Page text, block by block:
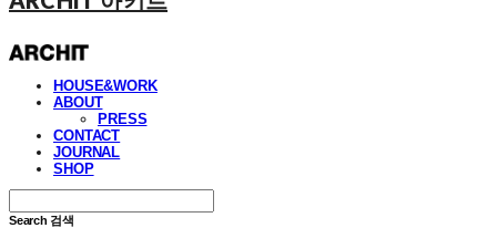
HOUSE&WORK
ABOUT
PRESS
CONTACT
JOURNAL
SHOP
Search 검색